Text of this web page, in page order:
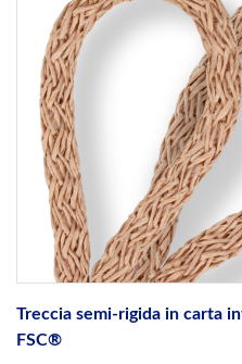
Treccia semi-rigida in carta
FSC®